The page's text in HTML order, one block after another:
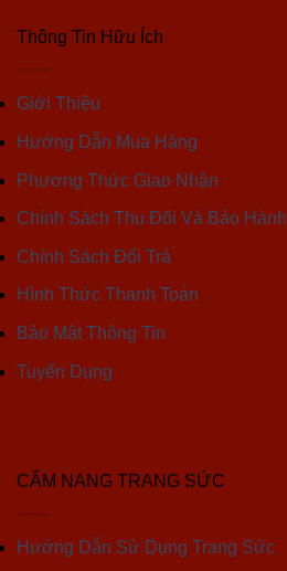
Thông Tin Hữu Ích
Giới Thiệu
Hướng Dẫn Mua Hàng
Phương Thức Giao Nhận
Chính Sách Thu Đổi Và Bảo Hành
Chính Sách Đổi Trả
Hình Thức Thanh Toán
Bảo Mật Thông Tin
Tuyển Dụng
CẨM NANG TRANG SỨC
Hướng Dẫn Sử Dụng Trang Sức